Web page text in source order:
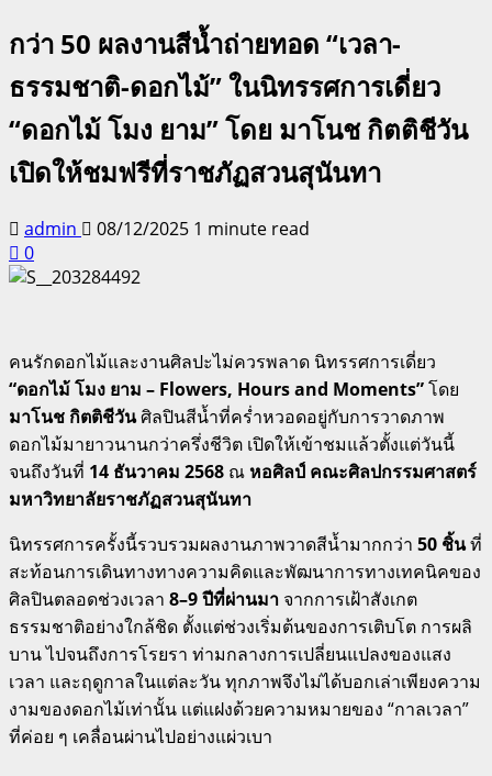
กว่า 50 ผลงานสีน้ำถ่ายทอด “เวลา-
ธรรมชาติ-ดอกไม้” ในนิทรรศการเดี่ยว
“ดอกไม้ โมง ยาม” โดย มาโนช กิตติชีวัน
เปิดให้ชมฟรีที่ราชภัฏสวนสุนันทา
admin 08/12/2025 1 minute read
0
คนรักดอกไม้และงานศิลปะไม่ควรพลาด นิทรรศการเดี่ยว
“ดอกไม้ โมง ยาม – Flowers, Hours and Moments”โดย
มาโนช กิตติชีวันศิลปินสีน้ำที่คร่ำหวอดอยู่กับการวาดภาพ
ดอกไม้มายาวนานกว่าครึ่งชีวิต เปิดให้เข้าชมแล้วตั้งแต่วันนี้
จนถึงวันที่ 14 ธันวาคม 2568 ณ หอศิลป์ คณะศิลปกรรมศาสตร์
มหาวิทยาลัยราชภัฏสวนสุนันทา
นิทรรศการครั้งนี้รวบรวมผลงานภาพวาดสีน้ำมากกว่า 50 ชิ้นที่
สะท้อนการเดินทางทางความคิดและพัฒนาการทางเทคนิคของ
ศิลปินตลอดช่วงเวลา 8–9 ปีที่ผ่านมา จากการเฝ้าสังเกต
ธรรมชาติอย่างใกล้ชิด ตั้งแต่ช่วงเริ่มต้นของการเติบโต การผลิ
บาน ไปจนถึงการโรยรา ท่ามกลางการเปลี่ยนแปลงของแสง
เวลา และฤดูกาลในแต่ละวัน ทุกภาพจึงไม่ได้บอกเล่าเพียงความ
งามของดอกไม้เท่านั้น แต่แฝงด้วยความหมายของ “กาลเวลา”
ที่ค่อย ๆ เคลื่อนผ่านไปอย่างแผ่วเบา